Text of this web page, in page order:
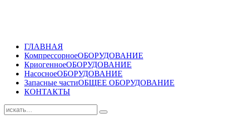
ГЛАВНАЯ
КомпрессорноеОБОРУДОВАНИЕ
КриогенноеОБОРУДОВАНИЕ
НасосноеОБОРУДОВАНИЕ
Запасные частиОБЩЕЕ ОБОРУДОВАНИЕ
КОНТАКТЫ